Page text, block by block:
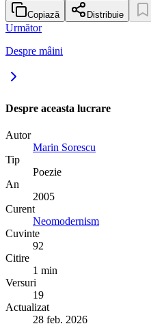
Copiază Distribuie
Următor
Despre mâini
Despre aceasta lucrare
Autor
Marin Sorescu
Tip
Poezie
An
2005
Curent
Neomodernism
Cuvinte
92
Citire
1 min
Versuri
19
Actualizat
28 feb. 2026